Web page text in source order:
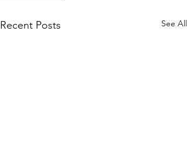
Recent Posts See All